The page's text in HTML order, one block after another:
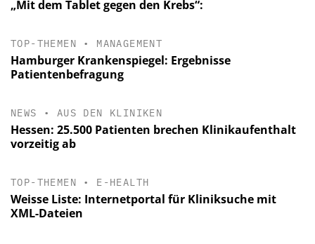
„Mit dem Tablet gegen den Krebs“:
TOP-THEMEN • MANAGEMENT
Hamburger Krankenspiegel: Ergebnisse
Patientenbefragung
NEWS • AUS DEN KLINIKEN
Hessen: 25.500 Patienten brechen Klinikaufenthalt
vorzeitig ab
TOP-THEMEN • E-HEALTH
Weisse Liste: Internetportal für Kliniksuche mit
XML-Dateien